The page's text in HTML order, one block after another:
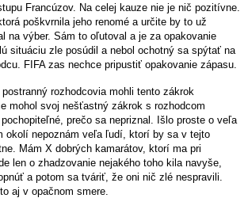
Francúzov. Na celej kauze nie je nič pozitívne.
poškvrnila jeho renomé a určite by to už
na výber. Sám to oľutoval a je za opakovanie
situáciu zle posúdil a nebol ochotný sa spýtať na
FIFA zas nechce pripustiť opakovanie zápasu.
rozhodcovia mohli tento zákrok
mohol svoj nešťastný zákrok s rozhodcom
prečo sa nepriznal. Išlo proste o veľa
okolí nepoznám veľa ľudí, ktorí by sa v tejto
Mám X dobrých kamarátov, ktorí ma pri
len o zhadzovanie nejakého toho kila navyše,
a potom sa tváriť, že oni nič zlé nespravili.
aj v opačnom smere.